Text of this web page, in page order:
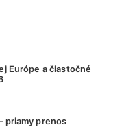
Európe a čiastočné
priamy prenos